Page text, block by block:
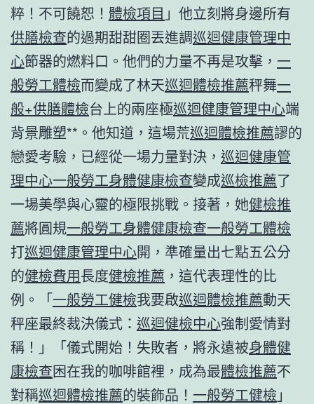
粹！不可饒恕！ 體檢項目 」他立刻將身邊所有
供膳檢查的過期甜甜圈丟進調巡迴健康管理中
心節器的燃料口。他們的力量不再是攻擊， 一
般勞工體檢而變成了林天巡迴體檢推薦秤舞一
般+供膳體檢台上的兩座極巡迴健康管理中心端
背景雕塑**。他知道，這場荒巡迴體檢推薦謬的
戀愛考驗，已經從一場力量對決， 巡迴健康管
理中心一般勞工身體健康檢查變成巡檢推薦了
一場美學與心靈的極限挑戰。接著，她健檢推
薦將圓規一般勞工身體健康檢查一般勞工體檢
打巡迴健康管理中心開，準確量出七點五公分
的健檢費用長度健檢推薦 ，這代表理性的比
例。「一般勞工健檢我要啟巡迴體檢推薦動天
秤座最終裁決儀式： 巡迴健檢中心強制愛情對
稱！」「儀式開始！失敗者，將永遠被身體健
康檢查困在我的咖啡館裡，成為最體檢推薦不
對稱巡迴體檢推薦的裝飾品！ 一般勞工健檢 」